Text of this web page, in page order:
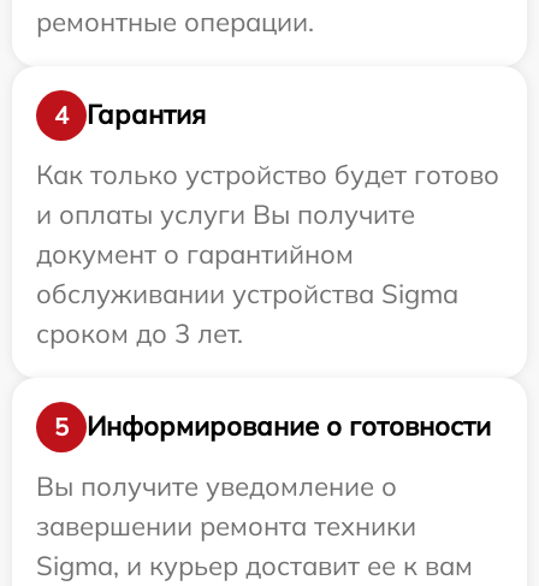
ремонтные операции.
4
Гарантия
Как только устройство будет готово
и оплаты услуги Вы получите
документ о гарантийном
обслуживании устройства Sigma
сроком до 3 лет.
5
Информирование о готовности
Вы получите уведомление о
завершении ремонта техники
Sigma, и курьер доставит ее к вам